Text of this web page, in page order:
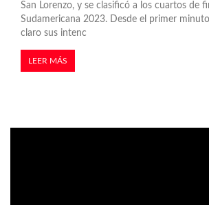
San Lorenzo, y se clasificó a los cuartos de
Sudamericana 2023. Desde el primer
claro sus intenc
LEER MÁS